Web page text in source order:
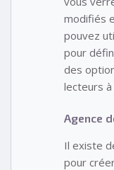
modifiés
pouvez
pour
des
lecteurs à
Agence
Il existe
pour